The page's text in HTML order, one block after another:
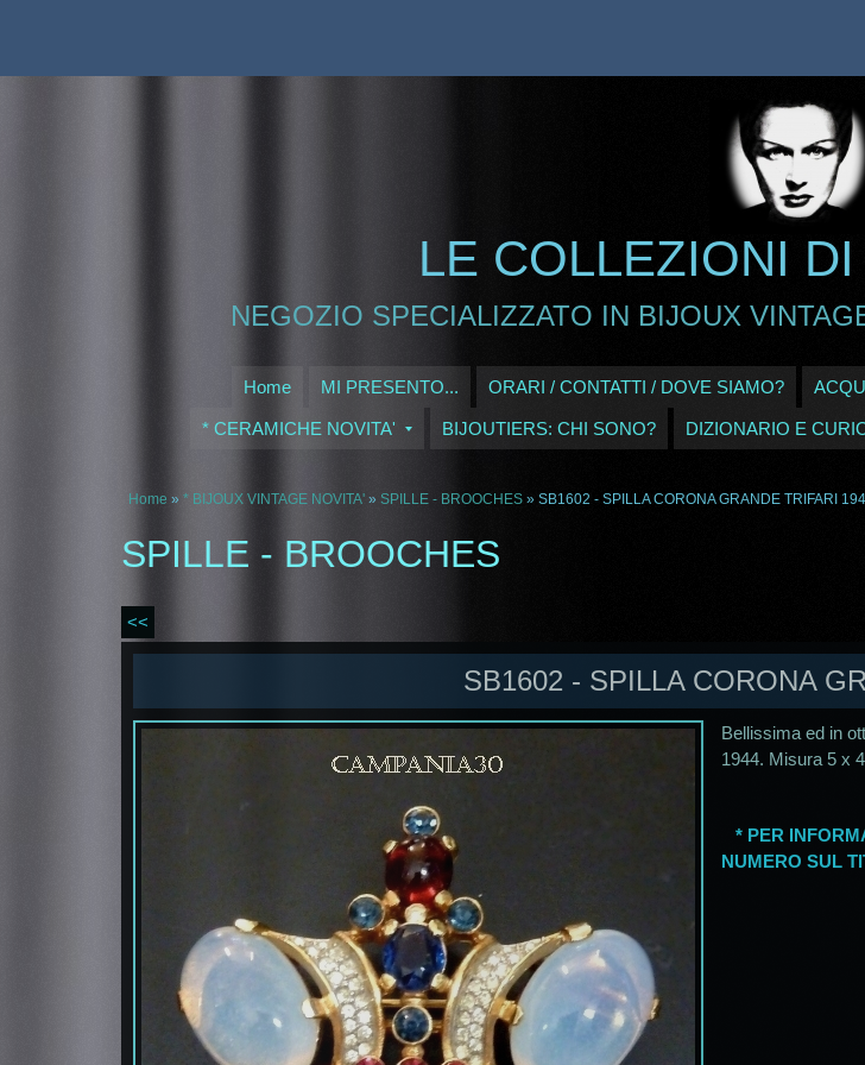
LE COLLEZIONI
NEGOZIO SPECIALIZZATO IN BIJOUX
Home MI PRESENTO... ORARI / CONTATTI / DOVE SIAMO?
* CERAMICHE NOVITA' BIJOUTIERS: CHI SONO? DIZIONARIO E
Home » * BIJOUX VINTAGE NOVITA' » SPILLE - BROOCHES » SB1602 - SPILLA CORONA GRANDE TRIFARI
SPILLE - BROOCHES
<<
SB1602 - SPILLA CORONA
Bellissima ed in
1944. Misura 5 x
* PER
NUMERO SUL